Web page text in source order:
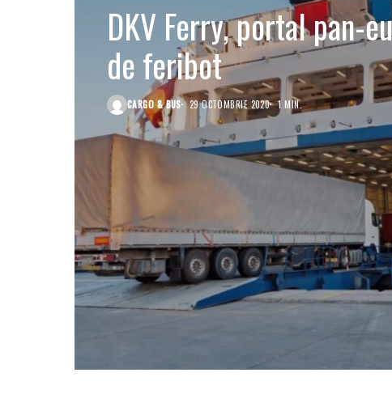
DKV Ferry, portal pan-
de feribot
CARGO & BUS 29 OCTOMBRIE 2020 1 MIN.